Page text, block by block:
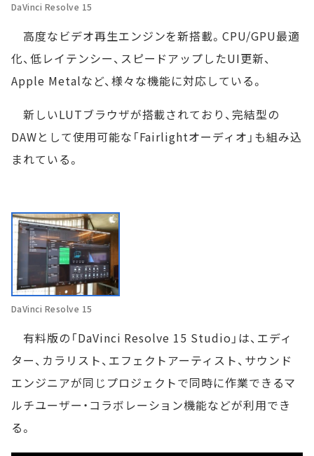
DaVinci Resolve 15
高度なビデオ再生エンジンを新搭載。CPU/GPU最適
化、低レイテンシー、スピードアップしたUI更新、
Apple Metalなど、様々な機能に対応している。
新しいLUTブラウザが搭載されており、完結型の
DAWとして使用可能な「Fairlightオーディオ」も組み込
まれている。
DaVinci Resolve 15
有料版の「DaVinci Resolve 15 Studio」は、エディ
ター、カラリスト、エフェクトアーティスト、サウンド
エンジニアが同じプロジェクトで同時に作業できるマ
ルチユーザー・コラボレーション機能などが利用でき
る。